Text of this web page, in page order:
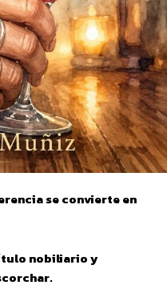
se convierte en
nobiliario y